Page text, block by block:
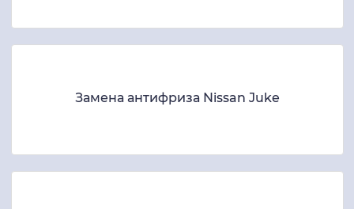
Замена антифриза Nissan Juke